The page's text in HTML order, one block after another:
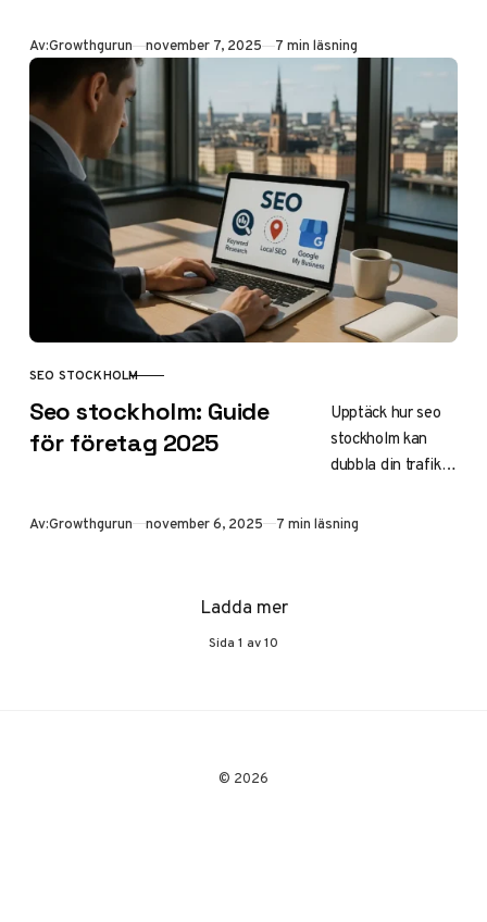
Google Business
och AI-verktyg.
Välj toppbyråer
som Synlighet och
Mild med priser
från 10 000
SEK/mån.
Strategier, trender
och ROI för SMB i
Öresundsregionen
.
Av:Growthgurun Publicerad
november 7, 2025 7 min läsning
KATEGORI
SEO STOCKHOLM
Seo stockholm: Guide
för företag 2025
Upptäck hur seo
stockholm kan
dubbla din trafik
fördel i den lokala
Av:Growthgurun Publicerad
november 6, 2025 7 min läsning
Sida 1 av10
Ladda mer
© 2026